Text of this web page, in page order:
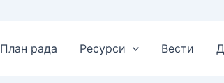
План рада Ресурси Вести